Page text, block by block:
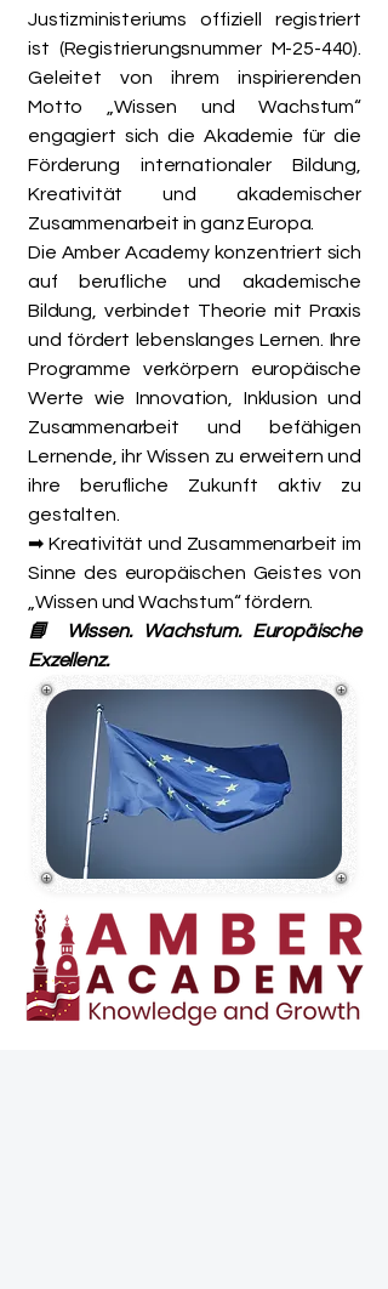
Justizministeriums offiziell registriert
ist (Registrierungsnummer M-25-440).
Geleitet von ihrem inspirierenden
Motto „Wissen und Wachstum“
engagiert sich die Akademie für die
Förderung internationaler Bildung,
Kreativität und akademischer
Zusammenarbeit in ganz Europa.
Die Amber Academy konzentriert sich
auf berufliche und akademische
Bildung, verbindet Theorie mit Praxis
und fördert lebenslanges Lernen. Ihre
Programme verkörpern europäische
Werte wie Innovation, Inklusion und
Zusammenarbeit und befähigen
Lernende, ihr Wissen zu erweitern und
ihre berufliche Zukunft aktiv zu
gestalten.
➡ Kreativität und Zusammenarbeit im
Sinne des europäischen Geistes von
„Wissen und Wachstum“ fördern.
📘 Wissen. Wachstum. Europäische
Exzellenz.